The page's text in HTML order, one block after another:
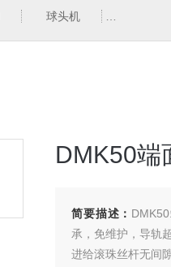
球头机
DMK50端
简要描述：
承，免维护，导轨
进给滚珠丝杆无间